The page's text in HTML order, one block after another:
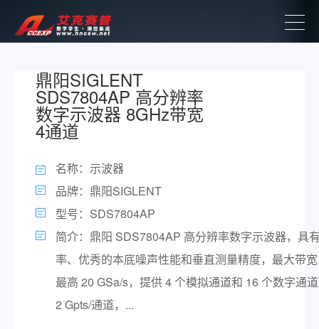
鼎阳SIGLENT
SDS7804AP 高分辨率
数字示波器 8GHz带宽
4通道
名称：示波器
品牌：鼎阳SIGLENT
型号：SDS7804AP
简介：鼎阳 SDS7804AP 高分辨率数字示波器，具
率、优秀的本底噪声性能和垂直测量精度，最大带
最高 20 GSa/s，提供 4 个模拟通道和 16 个数字通
2 Gpts/通道，...